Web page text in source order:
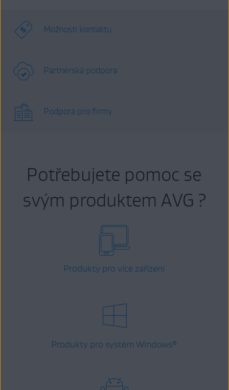
Možnosti kontaktu
Partnerská podpora
Podpora pro firmy
Potřebujete pomoc se
svým produktem AVG ?
Produkty pro více zařízení
Produkty pro systém Windows®